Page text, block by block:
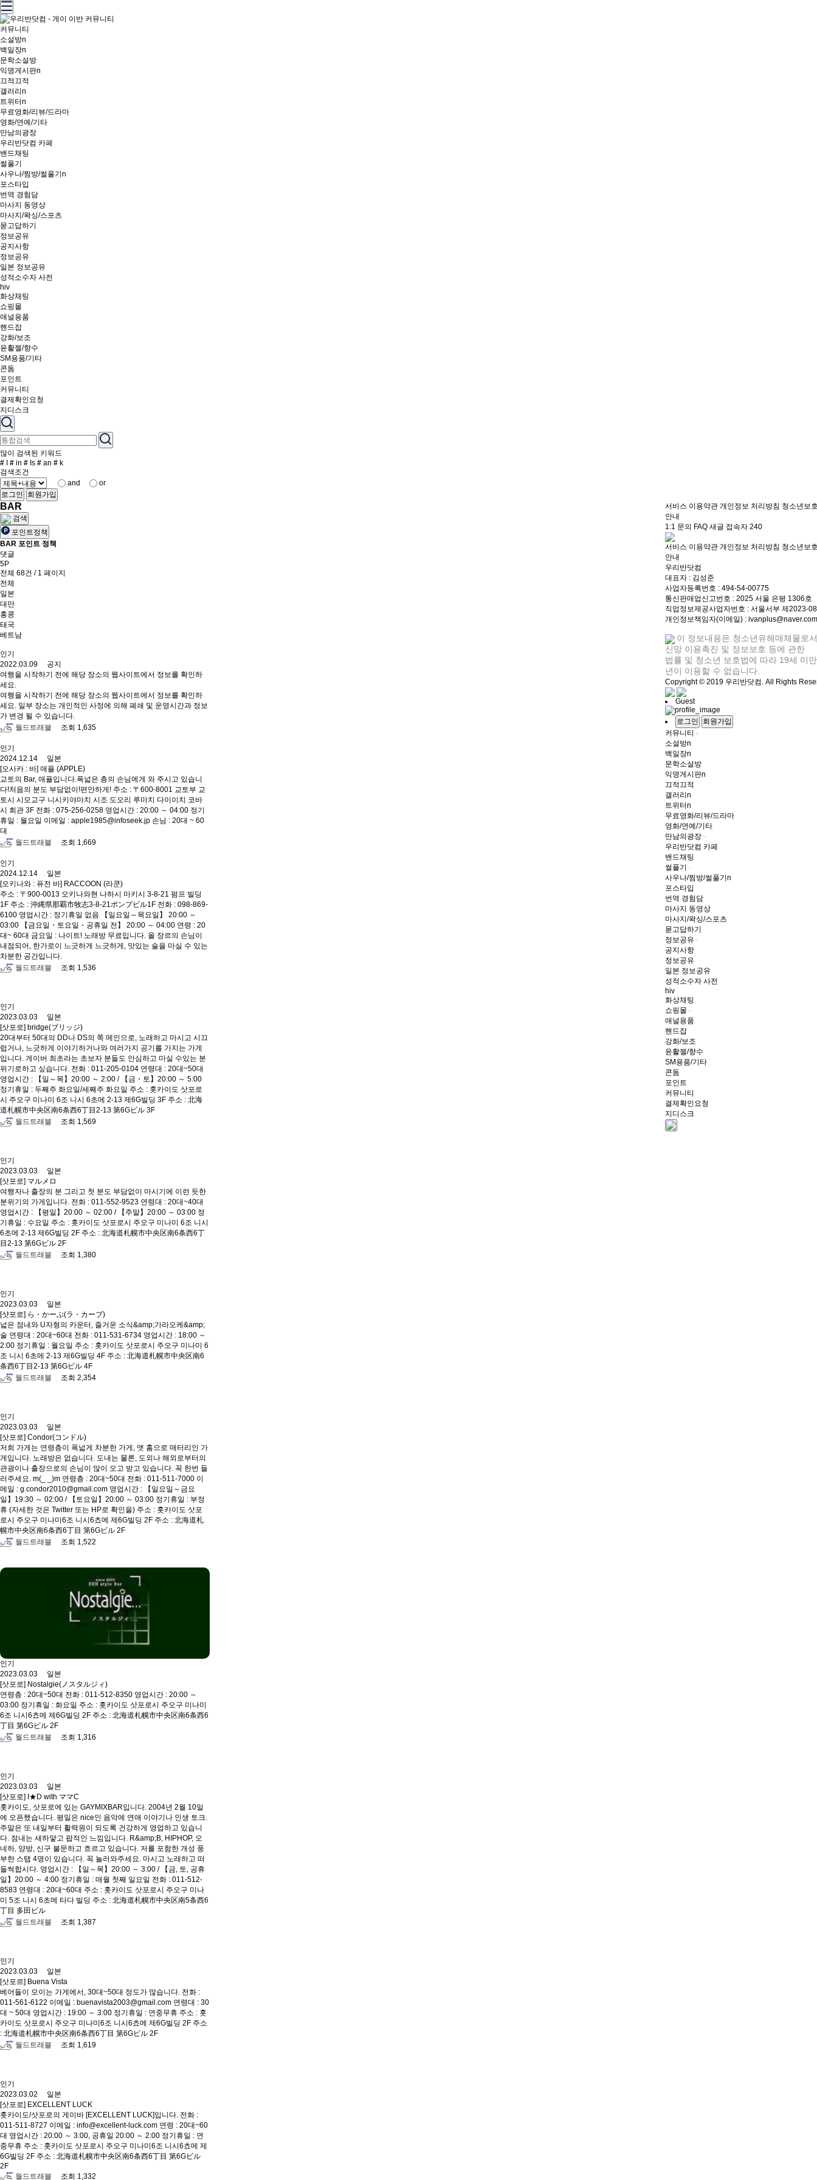
커뮤니티
소설방n
백일장n
문학소설방
익명게시판n
끄적끄적
갤러리 n
트위터n
무료영화/리뷰/드라마
영화/연예/기타
만남의광장
우리반닷컴 카페
밴드채팅
썰풀기
사우나/찜방/썰풀기 n
포스타입
번역 경험담
마사지 동영상
마사지/왁싱/스포츠
묻고답하기
정보공유
공지사항
정보공유
일본 정보공유
성적소수자 사전
hiv
화상채팅
쇼핑몰
애널용품
핸드잡
강화/보조
윤활젤/향수
SM용품/기타
콘돔
포인트
커뮤니티
결제확인요청
지디스크
많이 검색된 키워드
#
# in # Is # an # k
검색조건
and
or
로그인
회원가입
BAR
검색
포인트정책
BAR 포인트 정책
댓글
5P
전체 68건 / 1 페이지
전체
일본
대만
홍콩
태국
베트남
인기
2022.03.09 공지
여행을 시작하기 전에 해당 장소의 웹사이트에서 정보를 확인하
세요.
여행을 시작하기 전에 해당 장소의 웹사이트에서 정보를 확인하
세요. 일부 장소는 개인적인 사정에 의해 폐쇄 및 운영시간과 정보
가 변경 될 수 있습니다.
월드트래블
조회 1,635
인기
2024.12.14 일본
[오사카 : 바] 애플 (APPLE)
교토의 Bar, 애플입니다.폭넓은 층의 손님에게 와 주시고 있습니
다!처음의 분도 부담없이!편안하게! 주소 : 〒600-8001 교토부 교
토시 시모교구 니시키야마치 시조 도오리 루마치 다이이치 코바
시 회관 3F 전화 : 075-256-0258 영업시간 : 20:00 ～ 04:00 정기
휴일 : 월요일 이메일 : apple1985@infoseek.jp 손님 : 20대 ~ 60
대
월드트래블
조회 1,669
인기
2024.12.14 일본
[오키나와 : 퓨전 바] RACCOON (라쿤)
주소 : 〒900-0013 오키나와현 나하시 마키시 3-8-21 펌프 빌딩
1F 주소 : 沖縄県那覇市牧志3‐8‐21ポンプビル1F 전화 : 098-869-
6100 영업시간 : 정기휴일 없음 【일요일～목요일】 20:00 ～
03:00 【금요일・토요일・공휴일 전】 20:00 ～ 04:00 연령 : 20
대~ 60대 금요일 : 나이트! 노래방 무료입니다. 올 장르의 손님이
내점되어, 한가로이 느긋하게 느긋하게, 맛있는 술을 마실 수 있는
차분한 공간입니다.
월드트래블
조회 1,536
인기
2023.03.03 일본
[삿포로] bridge(ブリッジ)
20대부터 50대의 DD나 DS의 쪽 메인으로, 노래하고 마시고 시끄
럽거나, 느긋하게 이야기하거나와 여러가지 공기를 가지는 가게
입니다. 게이버 최초라는 초보자 분들도 안심하고 마실 수있는 분
위기로하고 싶습니다. 전화 : 011-205-0104 연령대 : 20대~50대
영업시간 : 【일～목】20:00 ～ 2:00 / 【금・토】20:00 ～ 5:00
정기휴일 : 두째주 화요일/세째주 화요일 주소 : 홋카이도 삿포로
시 주오구 미나미 6조 니시 6초메 2-13 제6G빌딩 3F 주소 : 北海
道札幌市中央区南6条西6丁目2-13 第6Gビル 3F
월드트래블
조회 1,569
인기
2023.03.03 일본
[삿포로] マルメロ
여행자나 출장의 분 그리고 첫 분도 부담없이 마시기에 이런 듯한
분위기의 가게입니다. 전화 : 011-552-9523 연령대 : 20대~40대
영업시간 : 【평일】20:00 ～ 02:00 / 【주말】20:00 ～ 03:00 정
기휴일 : 수요일 주소 : 홋카이도 삿포로시 주오구 미나미 6조 니시
6초메 2-13 제6G빌딩 2F 주소 : 北海道札幌市中央区南6条西6丁
目2-13 第6Gビル 2F
월드트래블
조회 1,380
인기
2023.03.03 일본
[샷포로] ら・かーぶ(ラ・カーブ)
넓은 점내와 U자형의 카운터, 즐거운 소식&amp;가라오케&amp;
술 연령대 : 20대~60대 전화 : 011-531-6734 영업시간 : 18:00 ～
2:00 정기휴일 : 월요일 주소 : 홋카이도 삿포로시 주오구 미나미 6
조 니시 6초메 2-13 제6G빌딩 4F 주소 : 北海道札幌市中央区南6
条西6丁目2-13 第6Gビル 4F
월드트래블
조회 2,354
인기
2023.03.03 일본
[삿포로] Condor(コンドル)
저희 가게는 연령층이 폭넓게 차분한 가게, 앳 홈으로 매터리인 가
게입니다. 노래방은 없습니다. 도내는 물론, 도외나 해외로부터의
관광이나 출장으로의 손님이 많이 오고 받고 있습니다. 꼭 한번 들
러주세요. m(_ _)m 연령층 : 20대~50대 전화 : 011-511-7000 이
메일 : g.condor2010@gmail.com 영업시간 : 【일요일～금요
일】19:30 ～ 02:00 / 【토요일】20:00 ～ 03:00 정기휴일 : 부정
휴 (자세한 것은 Twitter 또는 HP로 확인을) 주소 : 홋카이도 삿포
로시 주오구 미나미6조 니시6쵸메 제6G빌딩 2F 주소 : 北海道札
幌市中央区南6条西6丁目 第6Gビル 2F
월드트래블
조회 1,522
인기
2023.03.03 일본
[삿포로] Nostalgie(ノスタルジィ)
연령층 : 20대~50대 전화 : 011-512-8350 영업시간 : 20:00 ～
03:00 정기휴일 : 화요일 주소 : 홋카이도 삿포로시 주오구 미나미
6조 니시6쵸메 제6G빌딩 2F 주소 : 北海道札幌市中央区南6条西6
丁目 第6Gビル 2F
월드트래블
조회 1,316
인기
2023.03.03 일본
[삿포로] I★D with ママC
홋카이도, 삿포로에 있는 GAYMIXBAR입니다. 2004년 2월 10일
에 오픈했습니다. 평일은 nice인 음악에 연애 이야기나 인생 토크.
주말은 또 내일부터 활력원이 되도록 건강하게 영업하고 있습니
다. 점내는 새하얗고 팝적인 느낌입니다. R&amp;B, HIPHOP, 오
네하, 양방, 신구 불문하고 흐르고 있습니다. 저를 포함한 개성 풍
부한 스탭 4명이 있습니다. 꼭 놀러와주세요. 마시고 노래하고 떠
들썩합시다. 영업시간 : 【일～목】20:00 ～ 3:00 / 【금, 토, 공휴
일】20:00 ～ 4:00 정기휴일 : 매월 첫째 일요일 전화 : 011-512-
8583 연령대 : 20대~60대 주소 : 홋카이도 삿포로시 주오구 미나
미 5조 니시 6초메 타다 빌딩 주소 : 北海道札幌市中央区南5条西6
丁目 多田ビル
월드트래블
조회 1,387
인기
2023.03.03 일본
[삿포르] Buena Vista
베어들이 모이는 가게에서, 30대~50대 정도가 많습니다. 전화 :
011-561-6122 이메일 : buenavista2003@gmail.com 연령대 : 30
대 ~ 50대 영업시간 : 19:00 ～ 3:00 정기휴일 : 연중무휴 주소 : 홋
카이도 삿포로시 주오구 미나미6조 니시6쵸메 제6G빌딩 2F 주소
: 北海道札幌市中央区南6条西6丁目 第6Gビル 2F
월드트래블
조회 1,619
인기
2023.03.02 일본
[삿포로] EXCELLENT LUCK
홋카이도/삿포로의 게이바 [EXCELLENT LUCK]입니다. 전화 :
011-511-8727 이메일 : info@excellent-luck.com 연령 : 20대~60
대 영업시간 : 20:00 ～ 3:00, 공휴일 20:00 ～ 2:00 정기휴일 : 연
중무휴 주소 : 홋카이도 삿포로시 주오구 미나미6조 니시6쵸메 제
6G빌딩 2F 주소 : 北海道札幌市中央区南6条西6丁目 第6Gビル
2F
월드트래블
조회 1,332
서비스 이용약관 개인정보 처리방침 청소년보
안내
1:1 문의 FAQ 새글 접속자 240
서비스 이용약관 개인정보 처리방침 청소년보
안내
우리반닷컴
대표자 : 김성준
사업자등록번호 : 494-54-00775
통신판매업신고번호 : 2025 서울 은평 1306호
직업정보제공사업자번호 : 서울서부 제2023-
개인정보책임자(이메일) : ivanplus@naver.com
이 정보내용은 청소년유해매체물로
신망 이용촉진 및 정보보호 등에 관한
법률 및 청소년 보호법에 따라 19세 미
년이 이용할 수 없습니다.
Copyright © 2019 우리반닷컴. All Rights
Guest
로그인
회원가입
커뮤니티
소설방n
백일장n
문학소설방
익명게시판n
끄적끄적
갤러리 n
트위터n
무료영화/리뷰/드라마
영화/연예/기타
만남의광장
우리반닷컴 카페
밴드채팅
썰풀기
사우나/찜방/썰풀기 n
포스타입
번역 경험담
마사지 동영상
마사지/왁싱/스포츠
묻고답하기
정보공유
공지사항
정보공유
일본 정보공유
성적소수자 사전
hiv
화상채팅
쇼핑몰
애널용품
핸드잡
강화/보조
윤활젤/향수
SM용품/기타
콘돔
포인트
커뮤니티
결제확인요청
지디스크